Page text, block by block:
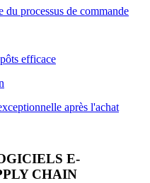
du processus de commande
efficace
après l'achat
E-
CHAIN